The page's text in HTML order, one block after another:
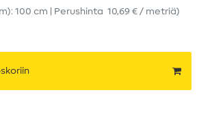
100 cm | Perushinta 10,69 € / metriä)